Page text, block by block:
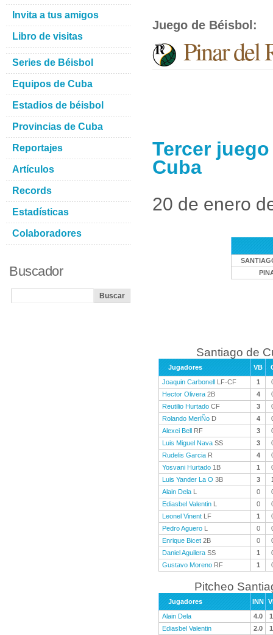
Juego de Béisbol :
Pinar del
Tercer
Cuba
20 de enero
Santiago de
Jugadores VB
Joaquin Carbonell LF-CF 1
Hector Olivera 2B 4
Reutilio Hurtado CF 3
Rolando MeriÑo D 4
Alexei Bell RF 3
Luis Miguel Nava SS 3
Rudelis Garcia R 4
Yosvani Hurtado 1B 1
Luis Yander La O 3B 3
Alain Dela L 0
Ediasbel Valentin L 0
Leonel Vinent LF 1
Pedro Aguero L 0
Enrique Bicet 2B 0
Daniel Aguilera SS 1
Gustavo Moreno RF 1
Pitcheo
Jugadores INN
Alain Dela
4.0
Ediasbel Valentin
2.0
Invita a tus amigos
Libro de visitas
Series de Béisbol
Equipos de Cuba
Estadios de béisbol
Provincias de Cuba
Reportajes
Artículos
Records
Estadísticas
Colaboradores
Buscador